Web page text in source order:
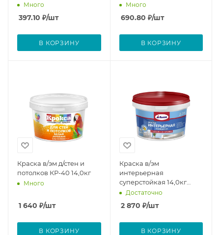
Много
397.10 ₽/шт
В КОРЗИНУ
Много
690.80 ₽/шт
В КОРЗИНУ
Краска в/эм д/стен и
потолков КР-40 14,0кг
Много
1 640 ₽/шт
В КОРЗИНУ
Краска в/эм
интерьерная
суперстойкая 14,0кг
Д-215
Достаточно
2 870 ₽/шт
В КОРЗИНУ